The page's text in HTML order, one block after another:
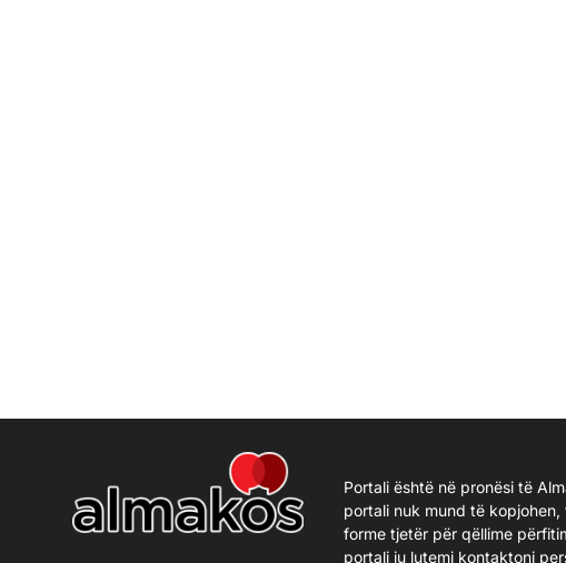
Portali është në pronësi të
portali nuk mund të
forme tjetër për qëllime
portali ju lutemi kontaktoni